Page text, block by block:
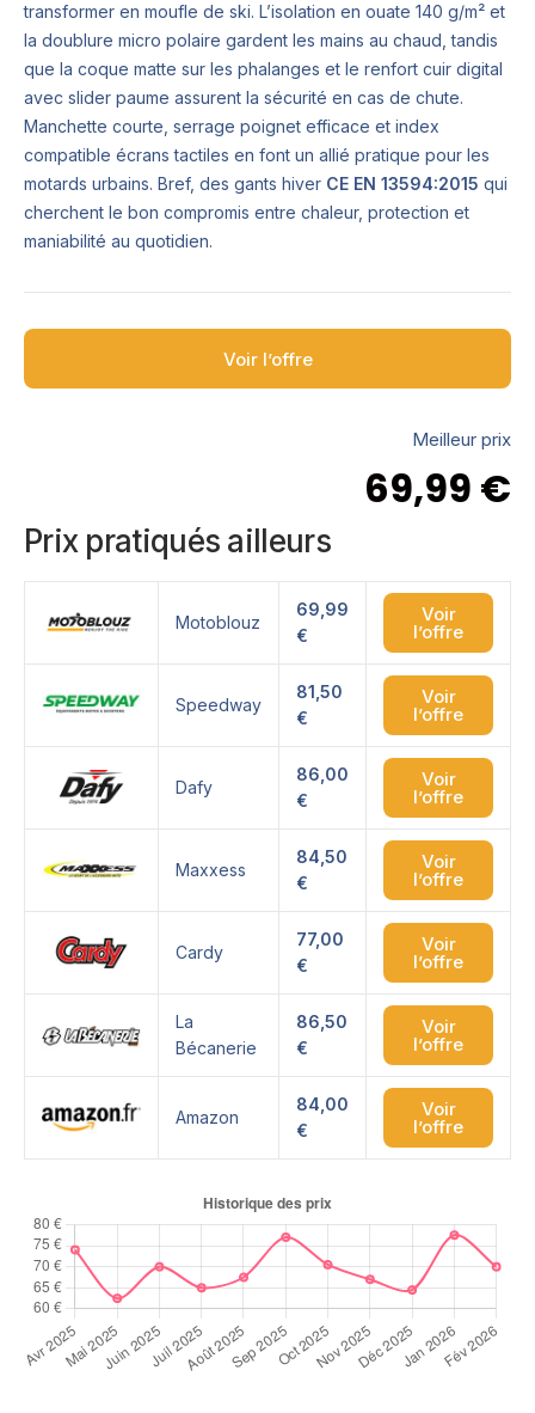
transformer en moufle de ski. L’isolation en ouate 140 g/m² et
la doublure micro polaire gardent les mains au chaud, tandis
que la coque matte sur les phalanges et le renfort cuir digital
avec slider paume assurent la sécurité en cas de chute.
Manchette courte, serrage poignet efficace et index
compatible écrans tactiles en font un allié pratique pour les
motards urbains. Bref, des gants hiver CE EN 13594:2015 qui
cherchent le bon compromis entre chaleur, protection et
maniabilité au quotidien.
Voir l’offre
Meilleur prix
69,99 €
Prix pratiqués ailleurs
Motoblouz
69,99
€
Voir
l’offre
Speedway
81,50
€
Voir
l’offre
Dafy
86,00
€
Voir
l’offre
Maxxess
84,50
€
Voir
l’offre
Cardy
77,00
€
Voir
l’offre
La
Bécanerie
86,50
€
Voir
l’offre
Amazon
84,00
€
Voir
l’offre